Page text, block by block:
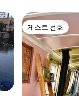
게스트 선호
게스트 선호